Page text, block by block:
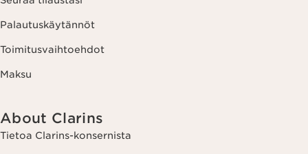
Palautuskäytännöt
Toimitusvaihtoehdot
Maksu
About Clarins
Tietoa Clarins-konsernista